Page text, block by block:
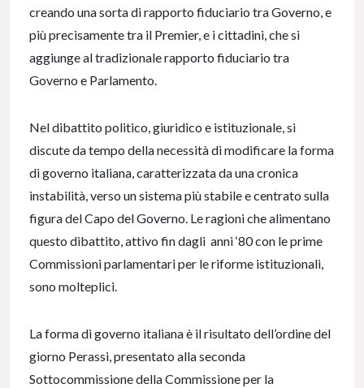
creando una sorta di rapporto fiduciario tra Governo, e
più precisamente tra il Premier, e i cittadini, che si
aggiunge al tradizionale rapporto fiduciario tra
Governo e Parlamento.
Nel dibattito politico, giuridico e istituzionale, si
discute da tempo della necessità di modificare la forma
di governo italiana, caratterizzata da una cronica
instabilità, verso un sistema più stabile e centrato sulla
figura del Capo del Governo. Le ragioni che alimentano
questo dibattito, attivo fin dagli anni ‘80 con le prime
Commissioni parlamentari per le riforme istituzionali,
sono molteplici.
La forma di governo italiana è il risultato dell’ordine del
giorno Perassi, presentato alla seconda
Sottocommissione della Commissione per la